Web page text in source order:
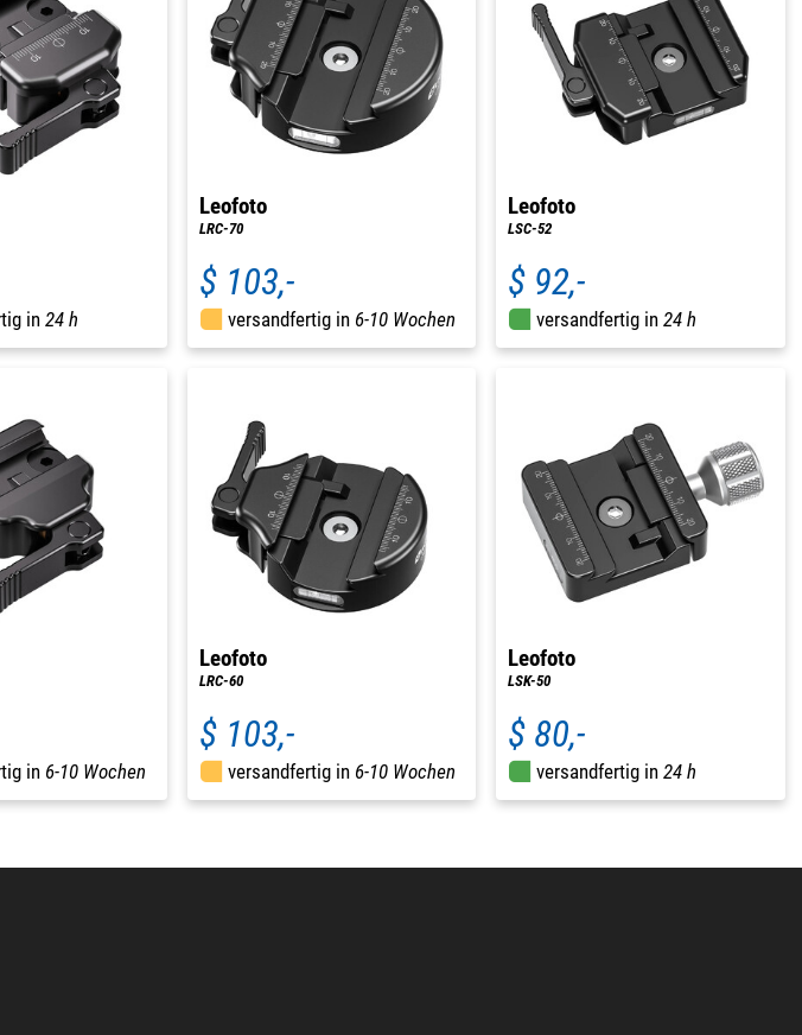
in24 h
Leofoto
LRC-70
$ 103,-
versandfertig in 6-10 Wochen
Leofoto
LSC-52
$ 92,-
versandfertig in 24 h
in 6-10 Wochen
Leofoto
LRC-60
$ 103,-
versandfertig in 6-10 Wochen
Leofoto
LSK-50
$ 80,-
versandfertig in 24 h